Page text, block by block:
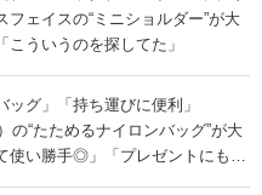
ェイスの“ミニショルダー”が大
ういうのを探してた」
ッグ」「持ち運びに便利」
の“たためるナイロンバッグ”が大
い勝手◎」「プレゼントにもお